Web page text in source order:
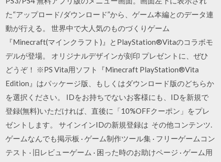
た“アップロード/ダウンロード”から、ゲーム本編とのデータ連
動が行える。 世界中で大人気のものづくりゲーム
『Minecraft(マインクラフト)』とPlayStation®Vitaのコラボモ
デルが登場。 オリジナルデザインが刻印 プレゼントに、ぜひ
どうぞ！ ※PS Vita用ソフト『Minecraft PlayStation®Vita
Edition』はパッケージ版、もしくはダウンロード版のどちらか
を選択ください。 IDをお持ちでないお客様にも、IDを新規で
登録(無料)いただければ、直後に「10%OFFクーポン」をプレ
ゼントします。 サインインIDの新規登録は その他コンテンツ.
ゲームなんでも掲示板 · ゲーム制作ツール集 · フリーゲームコン
テスト · 旧レビューゲーム · 困った時のお助けページ · ゲーム用